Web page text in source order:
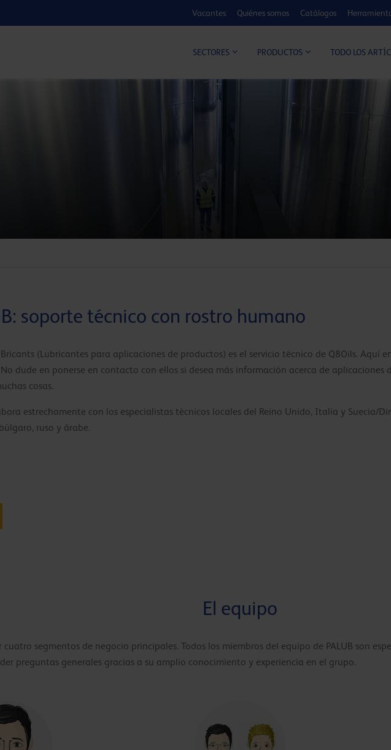
Vacantes Quiénes somos Catálogos
SECTORES PRODUCTOS TODO LOS
soporte técnico con rostro humano
(Lubricantes para aplicaciones de productos) es el servicio técnico de Q8Oils. Aquí
dude en ponerse en contacto con ellos si desea más información acerca de aplicaciones
cosas.
estrechamente con los especialistas técnicos locales del Reino Unido, Italia y Suecia/
ruso y árabe.
El equipo
cuatro segmentos de negocio principales. Todos los miembros del equipo de PALUB son
preguntas generales gracias a su amplio conocimiento y experiencia en el grupo.